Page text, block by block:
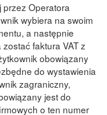
Operatora
wybiera na swoim
a następnie
faktura VAT z
obowiązany
do wystawienia
zagraniczny,
jest do
o ten numer